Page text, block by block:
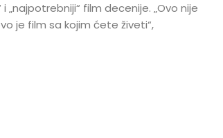
„najpotrebniji“ film decenije. „Ovo nije
je film sa kojim ćete živeti“,